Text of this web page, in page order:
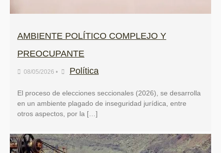
AMBIENTE POLÍTICO COMPLEJO Y
PREOCUPANTE
08/05/2026 • Política
El proceso de elecciones seccionales (2026), se desarrolla
en un ambiente plagado de inseguridad jurídica, entre
otros aspectos, por la […]